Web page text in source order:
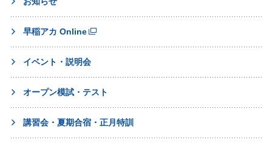
早稲アカ Online
イベント・説明会
オープン模試・テスト
講習会・夏期合宿・正月特訓